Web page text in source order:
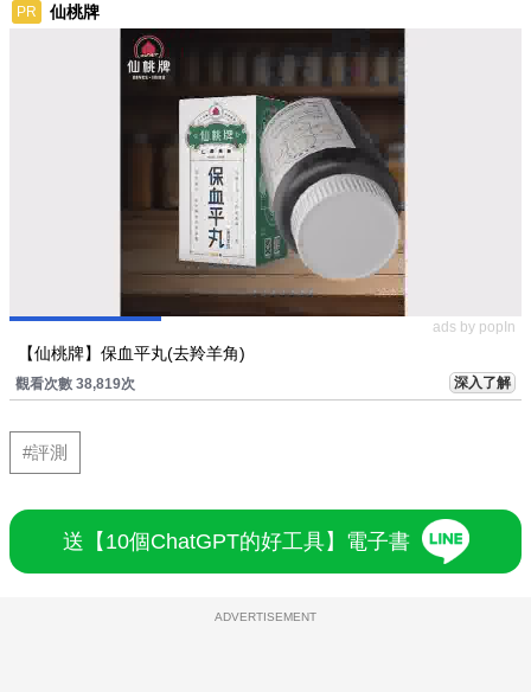
PR 仙桃牌
ads by popIn
【仙桃牌】保血平丸(去羚羊角)
觀看次數 38,819次 深入了解
#評測
送【10個ChatGPT的好工具】電子書
ADVERTISEMENT